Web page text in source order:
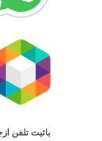
باثبت تلفن